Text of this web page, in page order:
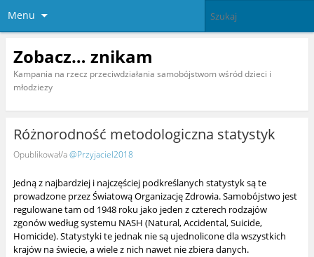
Menu
Zobacz… znikam
Kampania na rzecz przeciwdziałania samobójstwom wśród dzieci i
młodziezy
Różnorodność metodologiczna statystyk
Opublikował/a@Przyjaciel2018
Jedną z najbardziej i najczęściej podkreślanych statystyk są te
prowadzone przez Światową Organizację Zdrowia. Samobójstwo jest
regulowane tam od 1948 roku jako jeden z czterech rodzajów
zgonów według systemu NASH (Natural, Accidental, Suicide,
Homicide). Statystyki te jednak nie są ujednolicone dla wszystkich
krajów na świecie, a wiele z nich nawet nie zbiera danych.